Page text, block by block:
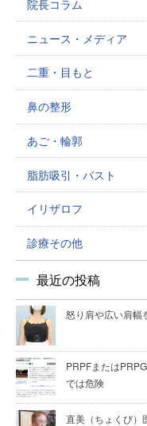
院長コラム
ニュース・メディア
二重・目もと
鼻の整形
あご・輪郭
脂肪吸引・バスト
イリザロフ
診療その他
最近の投稿
怒り肩や広い肩幅
PRPFまたは
では危険
直美（ちょくび